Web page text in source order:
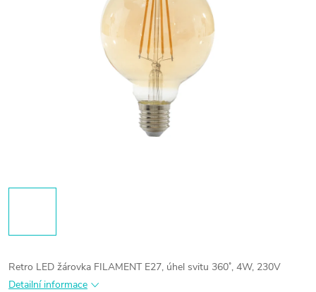
Retro LED žárovka FILAMENT E27, úhel svitu 360˚, 4W, 230V
Detailní informace